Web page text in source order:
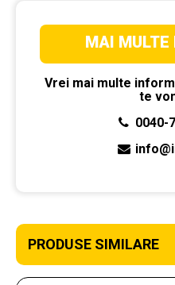
MAI MULTE
Vrei mai multe
te
0040-
PRODUSE SIMILARE